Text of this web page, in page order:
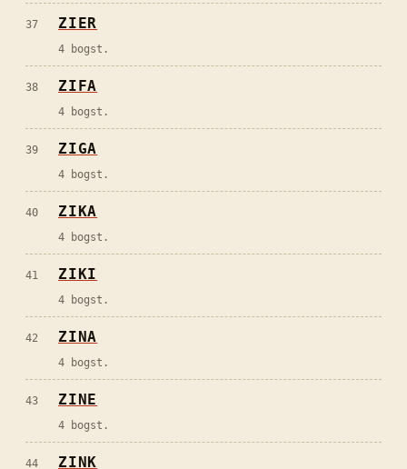
37 ZIER
4 bogst.
38 ZIFA
4 bogst.
39 ZIGA
4 bogst.
40 ZIKA
4 bogst.
41 ZIKI
4 bogst.
42 ZINA
4 bogst.
43 ZINE
4 bogst.
44 ZINK